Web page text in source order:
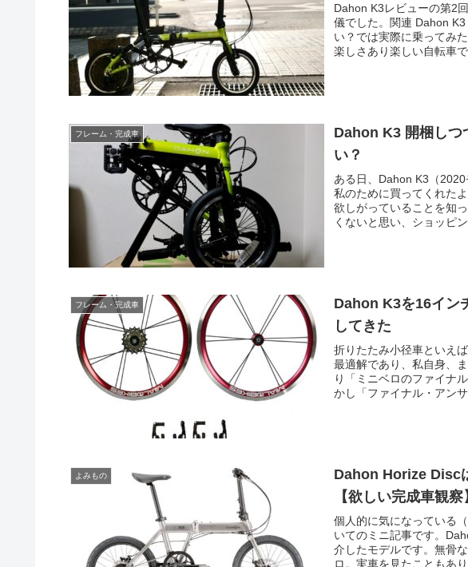
Dahon K3レビューの第2
儀でした。関連 Dahon
い？では実際に乗ってみ
楽しさあり楽しい自転車で
フレーム・完成車
Dahon K3 開梱しつ
い？
ある日、Dahon K3（
私のために買ってくれた
欲しがっていることを知
くないと思い、ショッピ
フレーム・完成車
Dahon K3を16イン
してきた
折りたたみ小径車といえ
最適解であり、私自身、
り「ミニベロのファイナ
かし「ファイナル・アン
よみもの
Dahon Horize Disc
【欲しい完成車観察
個人的に気になっている
いてのミニ記事です。
介したモデルです。無骨
ロ。実車を見たこともあり